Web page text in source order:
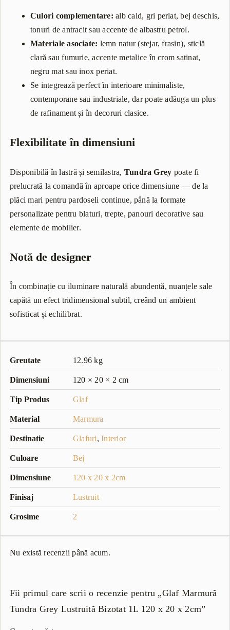
Culori complementare: alb cald, gri perlat, bej deschis,
tonuri de antracit sau accente de albastru petrol.
Materiale asociate: lemn natur (stejar, frasin), sticlă
clară sau fumurie, accente metalice în crom satinat,
negru mat sau inox periat.
Se integrează perfect în interioare minimaliste,
contemporane sau industriale, dar poate adăuga un plus
de rafinament și în decoruri clasice.
Flexibilitate în dimensiuni
Disponibilă în lastră și semilastra, Tundra Grey poate fi
prelucrată la comandă în aproape orice dimensiune — de la
plăci mari pentru pardoseli continue, până la formate
personalizate pentru blaturi, trepte, panouri decorative sau
elemente de mobilier.
Notă de designer
În combinație cu iluminare naturală abundentă, nuanțele sale
capătă un efect tridimensional subtil, creând un ambient
sofisticat și echilibrat.
Greutate 12.96 kg
Dimensiuni 120 × 20 × 2 cm
Tip Produs Glaf
Material Marmura
Destinatie Glafuri,Interior
Culoare Bej
Dimensiune 120 x 20 x 2cm
Finisaj Lustruit
Grosime 2
Nu există recenzii până acum.
Fii primul care scrii o recenzie pentru „Glaf Marmură
Tundra Grey Lustruită Bizotat 1L 120 x 20 x 2cm”